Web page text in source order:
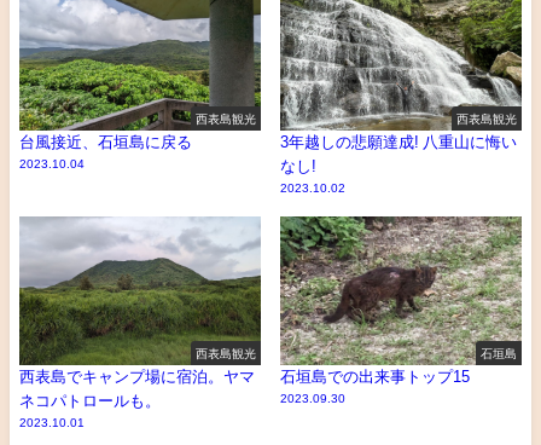
西表島観光
台風接近、石垣島に戻る
2023.10.04
西表島観光
3年越しの悲願達成! 八重山に悔い
なし!
2023.10.02
西表島観光
西表島でキャンプ場に宿泊。ヤマ
ネコパトロールも。
2023.10.01
石垣島
石垣島での出来事トップ15
2023.09.30